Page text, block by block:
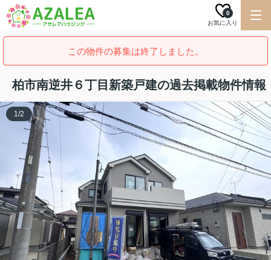
お気に入り
0
この物件の募集は終了しました。
柏市南逆井６丁目新築戸建の過去掲載物件情報
1/2